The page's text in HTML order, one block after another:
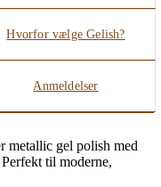
Hvorfor vælge Gelish?
Anmeldelser
metallic gel polish med
til moderne,